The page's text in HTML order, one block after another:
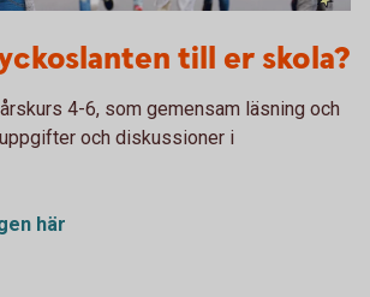
till er skola?
4-6, som gemensam läsning och
och diskussioner i
här